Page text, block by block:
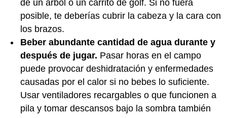
de un árbol o un carrito de golf. Si no fuera
posible, te deberías cubrir la cabeza y la cara con
los brazos.
Beber abundante cantidad de agua durante y
después de jugar. Pasar horas en el campo
puede provocar deshidratación y enfermedades
causadas por el calor si no bebes lo suficiente.
Usar ventiladores recargables o que funcionen a
pila y tomar descansos bajo la sombra también